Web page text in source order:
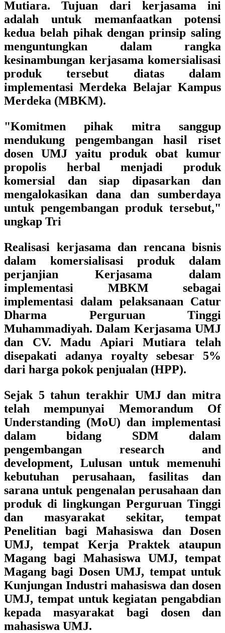
Mutiara. Tujuan dari kerjasama ini
adalah untuk memanfaatkan potensi
kedua belah pihak dengan prinsip saling
menguntungkan dalam rangka
kesinambungan kerjasama komersialisasi
produk tersebut diatas dalam
implementasi Merdeka Belajar Kampus
Merdeka (MBKM).
"Komitmen pihak mitra sanggup
mendukung pengembangan hasil riset
dosen UMJ yaitu produk obat kumur
propolis herbal menjadi produk
komersial dan siap dipasarkan dan
mengalokasikan dana dan sumberdaya
untuk pengembangan produk tersebut,"
ungkap Tri
Realisasi kerjasama dan rencana bisnis
dalam komersialisasi produk dalam
perjanjian Kerjasama dalam
implementasi MBKM sebagai
implementasi dalam pelaksanaan Catur
Dharma Perguruan Tinggi
Muhammadiyah. Dalam Kerjasama UMJ
dan CV. Madu Apiari Mutiara telah
disepakati adanya royalty sebesar 5%
dari harga pokok penjualan (HPP).
Sejak 5 tahun terakhir UMJ dan mitra
telah mempunyai Memorandum Of
Understanding (MoU) dan implementasi
dalam bidang SDM dalam
pengembangan research and
development, Lulusan untuk memenuhi
kebutuhan perusahaan, fasilitas dan
sarana untuk pengenalan perusahaan dan
produk di lingkungan Perguruan Tinggi
dan masyarakat sekitar, tempat
Penelitian bagi Mahasiswa dan Dosen
UMJ, tempat Kerja Praktek ataupun
Magang bagi Mahasiswa UMJ, tempat
Magang bagi Dosen UMJ, tempat untuk
Kunjungan Industri mahasiswa dan dosen
UMJ, tempat untuk kegiatan pengabdian
kepada masyarakat bagi dosen dan
mahasiswa UMJ.